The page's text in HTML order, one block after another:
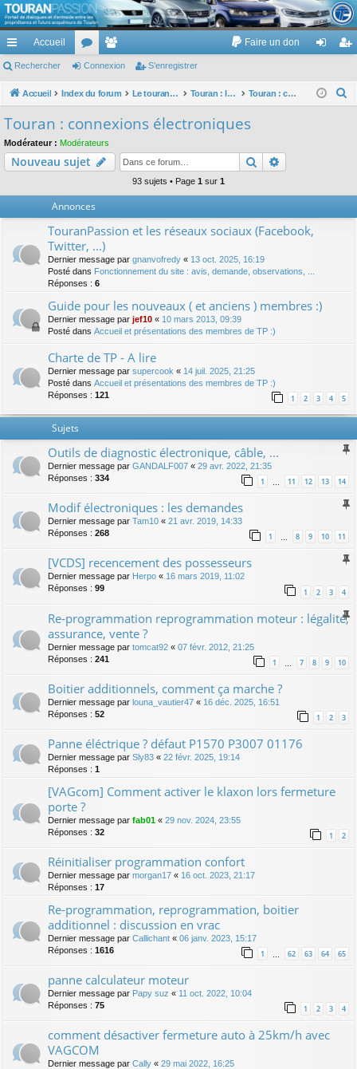
TouranPassion
Le forum des propriétaires ou futurs acquéreurs du Volkswagen Touran
cc
ès
pi
de
Accueil
or
u
e
m
Faire un don
ne nr
Rechercher Connexion S’enregistrer
Accueil Index du forum Le touran dans ses versions I (V1 V2 V3) et II ... Touran : les équipements électriques et électroniques Touran : connexions électroniques
c
Touran : connexions électroniques
Modérateur : Modérateurs
Nouveau sujet Rechercher
93 sujets • Page 1 sur 1
Annonces
TouranPassion et les réseaux sociaux (Facebook,
Twitter, ...)
Dernier message par gnanvofredy « 13 oct. 2025, 16:19
Posté dans Fonctionnement du site : avis, demande, observations, ...
Réponses : 6
Guide pour les nouveaux ( et anciens ) membres :)
Dernier message par jef10 « 10 mars 2013, 09:39
Posté dans Accueil et présentations des membres de TP :)
Charte de TP - A lire
Dernier message par supercook « 14 juil. 2025, 21:25
Posté dans Accueil et présentations des membres de TP :)
Réponses : 121 1 2 3 4 5
Sujets
Outils de diagnostic électronique, câble, ...
Dernier message par GANDALF007 « 29 avr. 2022, 21:35
Réponses : 334 1 … 11 12 13 14
Modif électroniques : les demandes
Dernier message par Tam10 « 21 avr. 2019, 14:33
Réponses : 268 1 … 8 9 10 11
[VCDS] recencement des possesseurs
Dernier message par Herpo « 16 mars 2019, 11:02
Réponses : 99 1 2 3 4
Re-programmation reprogrammation moteur : légalité,
assurance, vente ?
Dernier message par tomcat92 « 07 févr. 2012, 21:25
Réponses : 241 1 7 8 9 10
Boitier additionnels, comment ça marche ?
Dernier message par louna_vautier47 « 16 déc. 2025, 16:51
Réponses : 52 1 2 3
Panne éléctrique ? défaut P1570 P3007 01176
Dernier message par Sly83 « 22 févr. 2025, 19:14
Réponses : 1
[VAGcom] Comment activer le klaxon lors fermeture
porte ?
Dernier message par fab01 « 29 nov. 2024, 23:55
Réponses : 32 1 2
Réinitialiser programmation confort
Dernier message par morgan17 « 16 oct. 2023, 21:17
Réponses : 17
Re-programmation, reprogrammation, boitier
additionnel : discussion en vrac
Dernier message par Callichant « 06 janv. 2023, 15:17
Réponses : 1616 1 62 63 64 65
panne calculateur moteur
Dernier message par Papy suz « 11 oct. 2022, 10:04
Réponses : 75 1 2 3 4
comment désactiver fermeture auto à 25km/h avec
VAGCOM
Dernier message par Cally « 29 mai 2022, 16:25